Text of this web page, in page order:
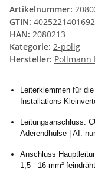
Artikelnummer:
GTIN: 4025221401692
HAN: 2080213
Kategorie: 2-polig
Hersteller: Pollmann
Leiterklemmen für
Installations-
Leitungsanschluss:
Aderendhülse | AI:
Anschluss
1,5 - 16 mm²